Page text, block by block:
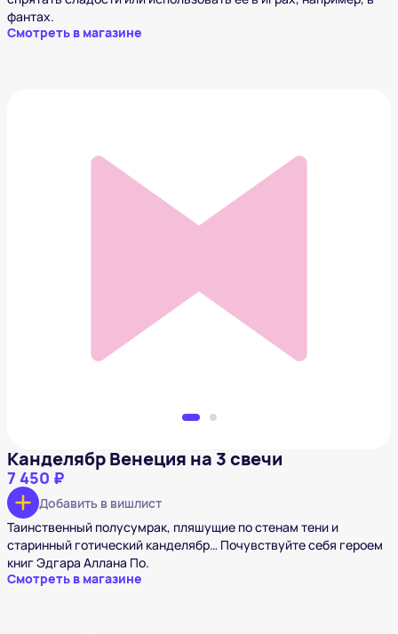
фантах.
Смотреть в магазине
Добавить в вишлист
Канделябр Венеция на 3 свечи
7 450 ₽
Добавить в вишлист
Таинственный полусумрак, пляшущие по стенам тени и
старинный готический канделябр… Почувствуйте себя героем
книг Эдгара Аллана По.
Смотреть в магазине